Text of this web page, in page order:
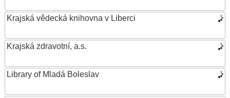
Krajská vědecká knihovna v Liberci
Krajská zdravotní, a.s.
Library of Mladá Boleslav